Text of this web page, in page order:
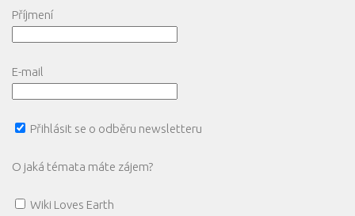
Příjmení
E-mail
Přihlásit se o odběru newsletteru
O jaká témata máte zájem?
Wiki Loves Earth